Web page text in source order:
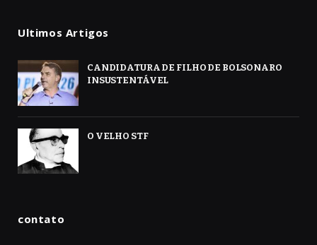
Ultimos Artigos
CANDIDATURA DE FILHO DE BOLSONARO
INSUSTENTÁVEL
O VELHO STF
contato